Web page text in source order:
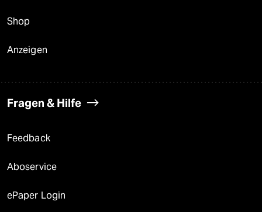
Shop
Anzeigen
Fragen & Hilfe
Feedback
Aboservice
ePaper Login